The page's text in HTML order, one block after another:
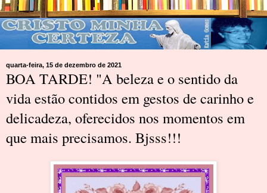
quarta-feira, 15 de dezembro de 2021
BOA TARDE! "A beleza e o sentido da
vida estão contidos em gestos de carinho e
delicadeza, oferecidos nos momentos em
que mais precisamos. Bjsss!!!